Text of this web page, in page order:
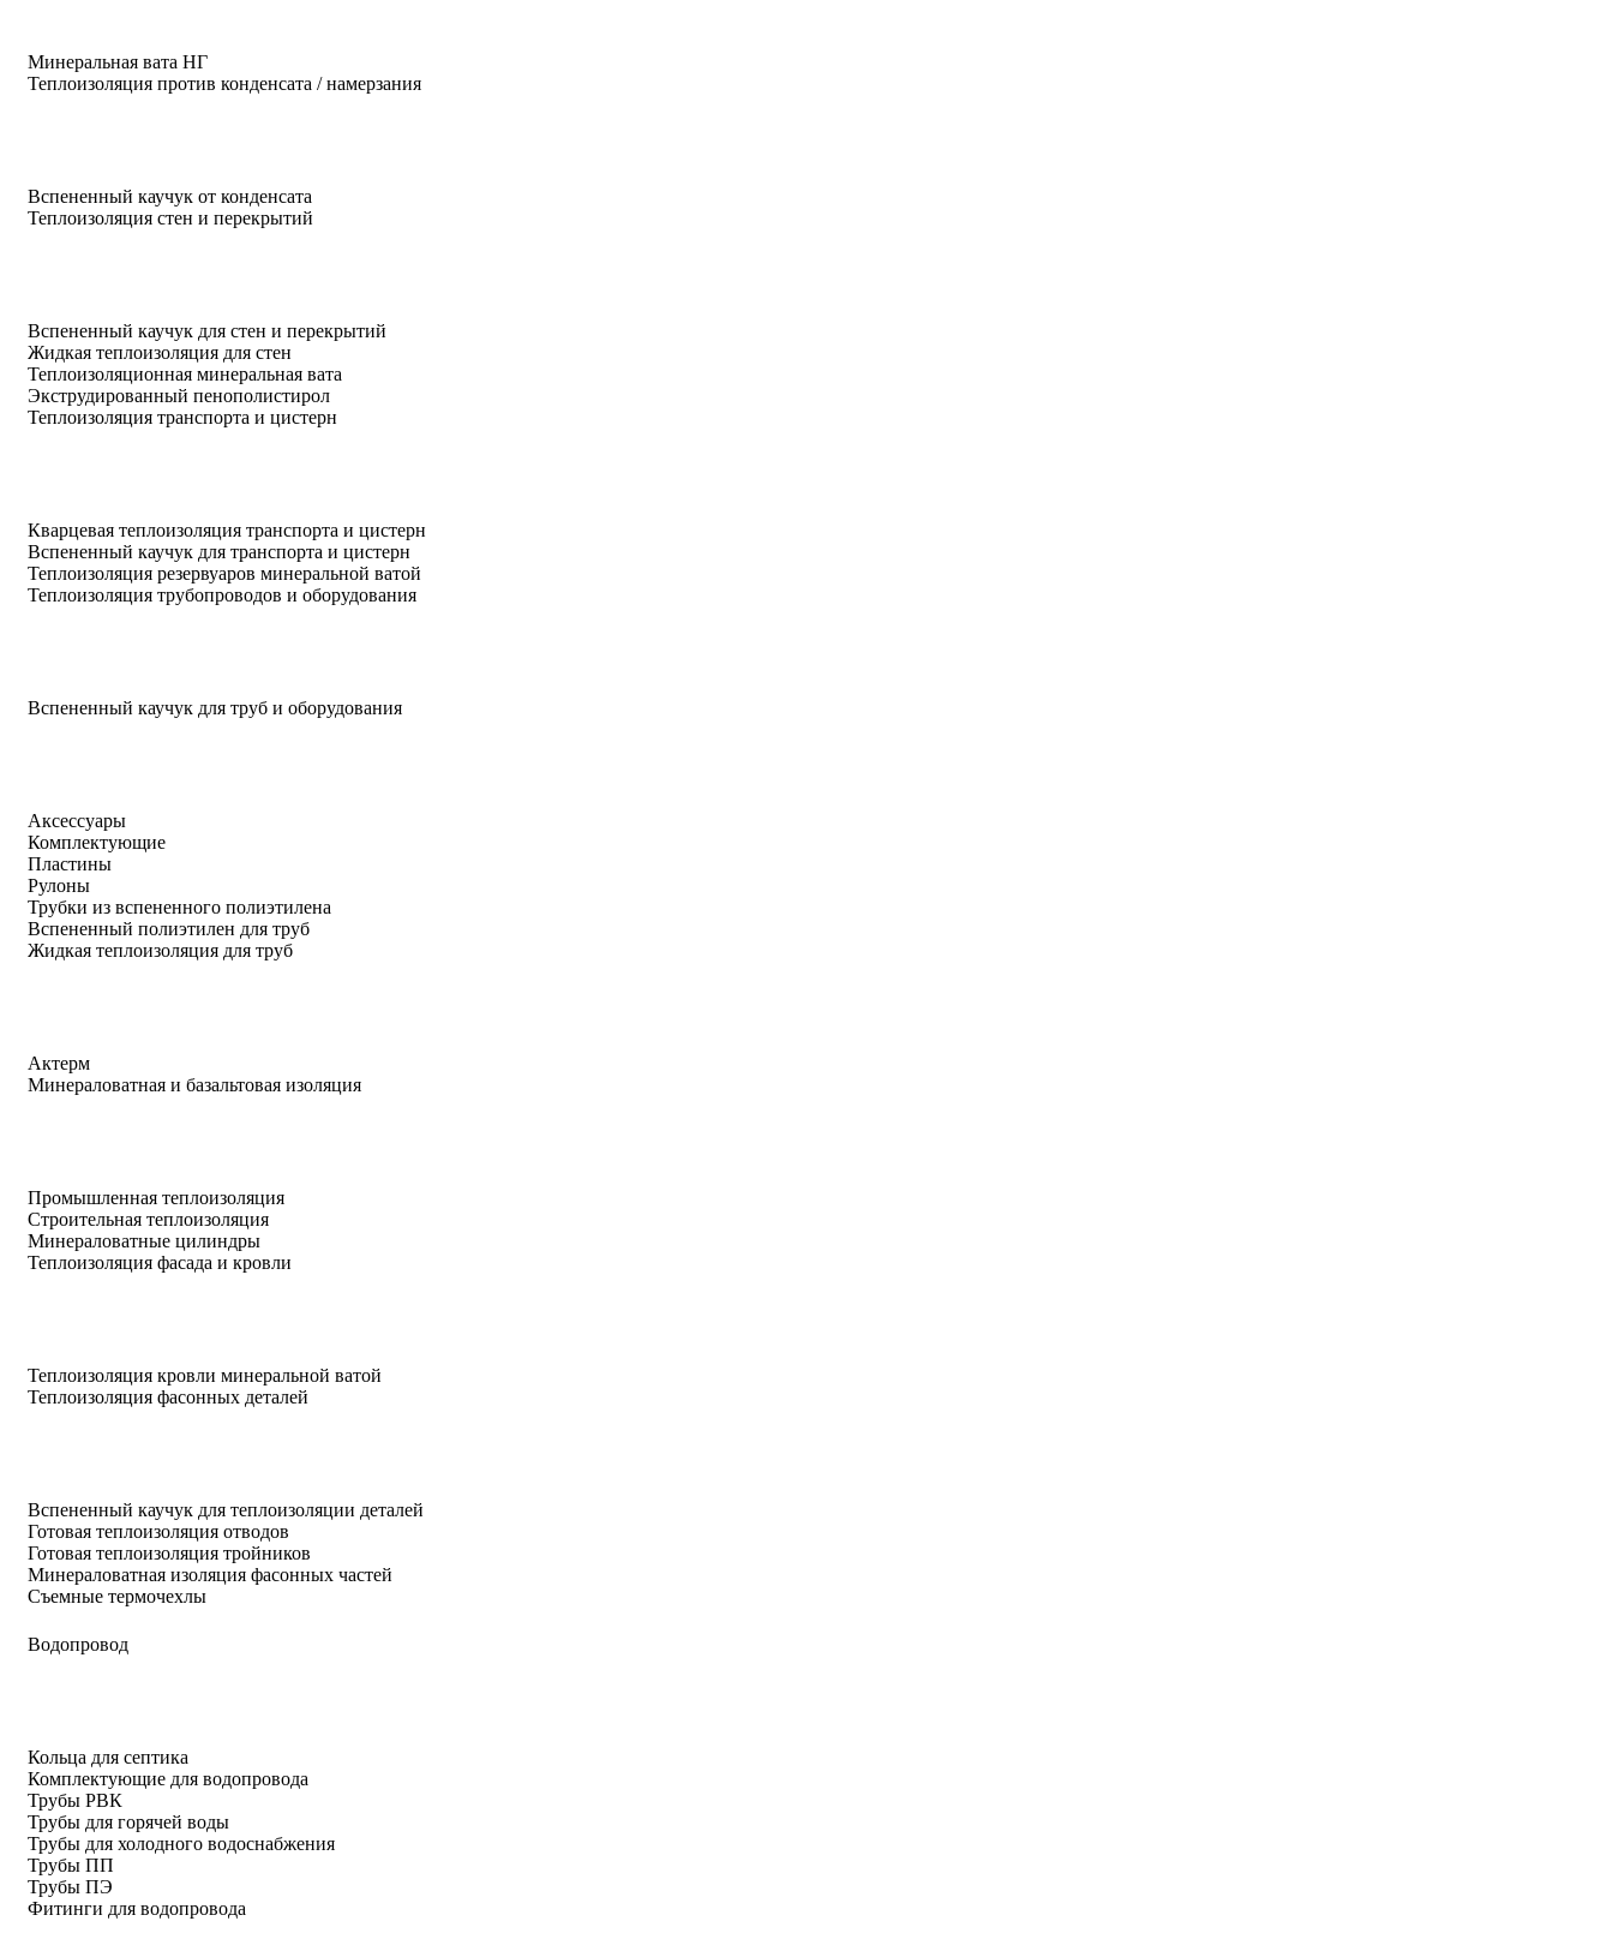
Минеральная вата НГ
Теплоизоляция против конденсата / намерзания
Вспененный каучук от конденсата
Теплоизоляция стен и перекрытий
Вспененный каучук для стен и перекрытий
Жидкая теплоизоляция для стен
Теплоизоляционная минеральная вата
Экструдированный пенополистирол
Теплоизоляция транспорта и цистерн
Кварцевая теплоизоляция транспорта и цистерн
Вспененный каучук для транспорта и цистерн
Теплоизоляция резервуаров минеральной ватой
Теплоизоляция трубопроводов и оборудования
Вспененный каучук для труб и оборудования
Аксессуары
Комплектующие
Пластины
Рулоны
Трубки из вспененного полиэтилена
Вспененный полиэтилен для труб
Жидкая теплоизоляция для труб
Актерм
Минераловатная и базальтовая изоляция
Промышленная теплоизоляция
Строительная теплоизоляция
Минераловатные цилиндры
Теплоизоляция фасада и кровли
Теплоизоляция кровли минеральной ватой
Теплоизоляция фасонных деталей
Вспененный каучук для теплоизоляции деталей
Готовая теплоизоляция отводов
Готовая теплоизоляция тройников
Минераловатная изоляция фасонных частей
Съемные термочехлы
Водопровод
Кольца для септика
Комплектующие для водопровода
Трубы РВК
Трубы для горячей воды
Трубы для холодного водоснабжения
Трубы ПП
Трубы ПЭ
Фитинги для водопровода